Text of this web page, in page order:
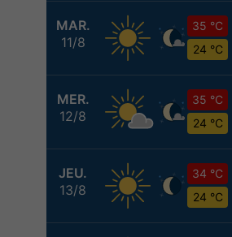
MAR.
11/8
35 °C
24 °C
MER.
12/8
35 °C
24 °C
JEU.
13/8
34 °C
24 °C